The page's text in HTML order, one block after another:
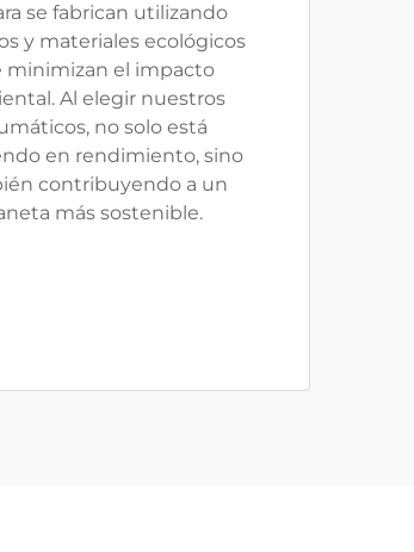
se fabrican utilizando
y materiales ecológicos
minimizan el impacto
Al elegir nuestros
no solo está
en rendimiento, sino
contribuyendo a un
más sostenible.